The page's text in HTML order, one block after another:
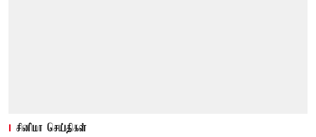
சினிமா செய்திகள்